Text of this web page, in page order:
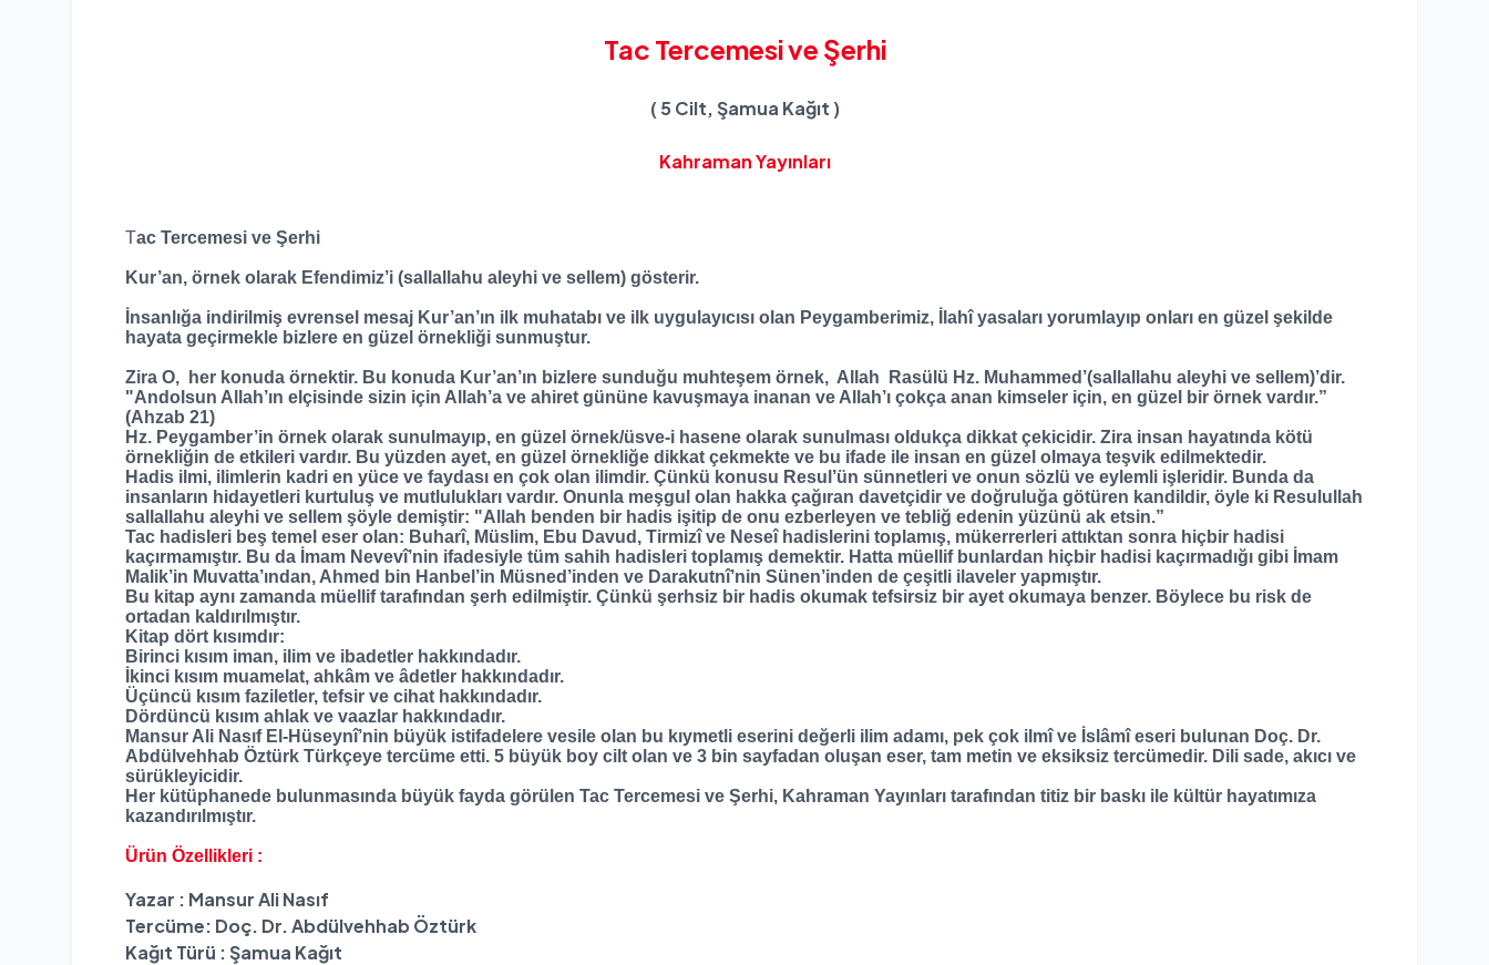
Tac Tercemesi ve Şerhi
( 5 Cilt, Şamua Kağıt )
Kahraman Yayınları
Tac Tercemesi ve Şerhi
Kur’an, örnek olarak Efendimiz’i (sallallahu aleyhi ve sellem) gösterir.
İnsanlığa indirilmiş evrensel mesaj Kur’an’ın ilk muhatabı ve ilk uygulayıcısı olan Peygamberimiz, İlahî yasaları yorumlayıp onları en güzel şekilde
hayata geçirmekle bizlere en güzel örnekliği sunmuştur.
Zira O, her konuda örnektir. Bu konuda Kur’an’ın bizlere sunduğu muhteşem örnek, Allah Rasülü Hz. Muhammed’(sallallahu aleyhi ve sellem)’dir.
"Andolsun Allah’ın elçisinde sizin için Allah’a ve ahiret gününe kavuşmaya inanan ve Allah’ı çokça anan kimseler için, en güzel bir örnek vardır.”
(Ahzab 21)
Hz. Peygamber’in örnek olarak sunulmayıp, en güzel örnek/üsve-i hasene olarak sunulması oldukça dikkat çekicidir. Zira insan hayatında kötü
örnekliğin de etkileri vardır. Bu yüzden ayet, en güzel örnekliğe dikkat çekmekte ve bu ifade ile insan en güzel olmaya teşvik edilmektedir.
Hadis ilmi, ilimlerin kadri en yüce ve faydası en çok olan ilimdir. Çünkü konusu Resul’ün sünnetleri ve onun sözlü ve eylemli işleridir. Bunda da
insanların hidayetleri kurtuluş ve mutlulukları vardır. Onunla meşgul olan hakka çağıran davetçidir ve doğruluğa götüren kandildir, öyle ki Resulullah
sallallahu aleyhi ve sellem şöyle demiştir: "Allah benden bir hadis işitip de onu ezberleyen ve tebliğ edenin yüzünü ak etsin.”
Tac hadisleri beş temel eser olan: Buharî, Müslim, Ebu Davud, Tirmizî ve Neseî hadislerini toplamış, mükerrerleri attıktan sonra hiçbir hadisi
kaçırmamıştır. Bu da İmam Nevevî’nin ifadesiyle tüm sahih hadisleri toplamış demektir. Hatta müellif bunlardan hiçbir hadisi kaçırmadığı gibi İmam
Malik’in Muvatta’ından, Ahmed bin Hanbel’in Müsned’inden ve Darakutnî’nin Sünen’inden de çeşitli ilaveler yapmıştır.
Bu kitap aynı zamanda müellif tarafından şerh edilmiştir. Çünkü şerhsiz bir hadis okumak tefsirsiz bir ayet okumaya benzer. Böylece bu risk de
ortadan kaldırılmıştır.
Kitap dört kısımdır:
Birinci kısım iman, ilim ve ibadetler hakkındadır.
İkinci kısım muamelat, ahkâm ve âdetler hakkındadır.
Üçüncü kısım faziletler, tefsir ve cihat hakkındadır.
Dördüncü kısım ahlak ve vaazlar hakkındadır.
Mansur Ali Nasıf El-Hüseynî’nin büyük istifadelere vesile olan bu kıymetli eserini değerli ilim adamı, pek çok ilmî ve İslâmî eseri bulunan Doç. Dr.
Abdülvehhab Öztürk Türkçeye tercüme etti. 5 büyük boy cilt olan ve 3 bin sayfadan oluşan eser, tam metin ve eksiksiz tercümedir. Dili sade, akıcı ve
sürükleyicidir.
Her kütüphanede bulunmasında büyük fayda görülen Tac Tercemesi ve Şerhi, Kahraman Yayınları tarafından titiz bir baskı ile kültür hayatımıza
kazandırılmıştır.
Ürün Özellikleri :
Yazar : Mansur Ali Nasıf
Tercüme: Doç. Dr. Abdülvehhab Öztürk
Kağıt Türü : Şamua Kağıt